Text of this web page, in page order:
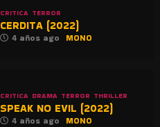
CRITICA TERROR
CERDITA (2022)
4 años ago MONO
CRITICA DRAMA TERROR THRILLER
SPEAK NO EVIL (2022)
4 años ago MONO